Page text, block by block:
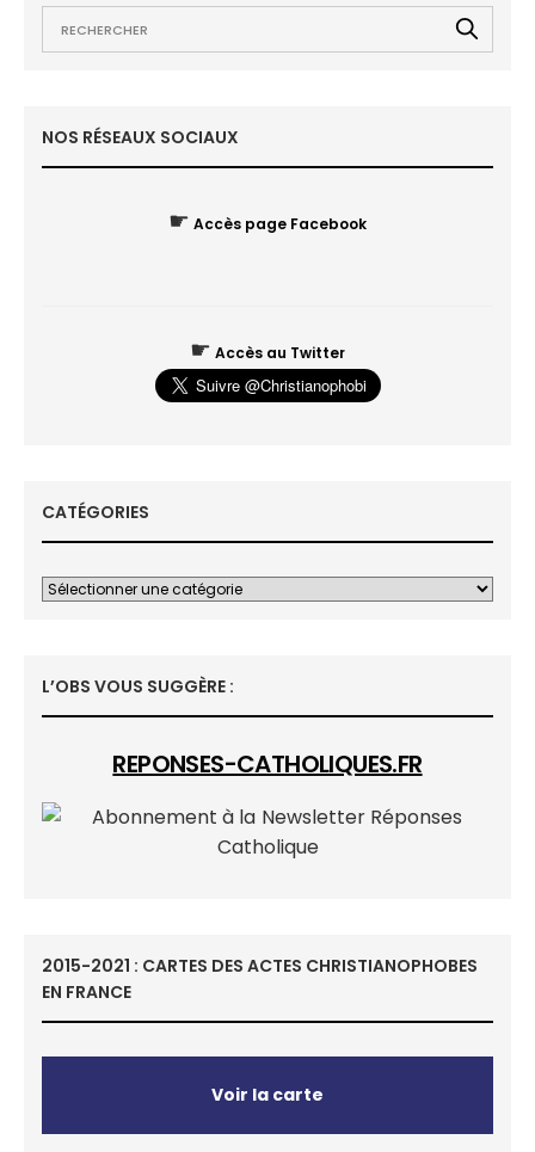
NOS RÉSEAUX SOCIAUX
☛ Accès page Facebook
☛ Accès au Twitter
CATÉGORIES
L’OBS VOUS SUGGÈRE :
REPONSES-CATHOLIQUES.FR
2015-2021 : CARTES DES ACTES CHRISTIANOPHOBES
EN FRANCE
Voir la carte